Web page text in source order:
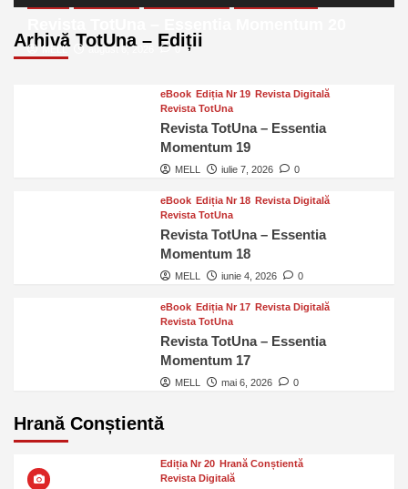
Arhivă TotUna – Ediții
MELL august 6, 2026 0
eBook Ediția Nr 19 Revista Digitală
Revista TotUna
Revista TotUna – Essentia
Momentum 19
MELL iulie 7, 2026 0
eBook Ediția Nr 18 Revista Digitală
Revista TotUna
Revista TotUna – Essentia
Momentum 18
MELL iunie 4, 2026 0
eBook Ediția Nr 17 Revista Digitală
Revista TotUna
Revista TotUna – Essentia
Momentum 17
MELL mai 6, 2026 0
Hrană Conștientă
Ediția Nr 20 Hrană Conștientă
Revista Digitală